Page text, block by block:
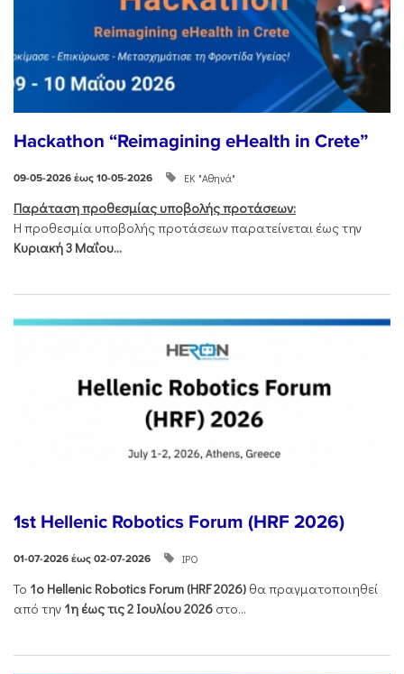
Hackathon “Reimagining eHealth in Crete”
09-05-2026 έως 10-05-2026 ΕΚ "Αθηνά"
Παράταση προθεσμίας υποβολής προτάσεων:
Η προθεσμία υποβολής προτάσεων παρατείνεται έως την
Κυριακή 3 Μαΐου...
1st Hellenic Robotics Forum (HRF 2026)
01-07-2026 έως 02-07-2026 ΙΡΟ
Το 1ο Hellenic Robotics Forum (HRF2026) θα πραγματοποιηθεί
από την 1η έως τις 2 Ιουλίου 2026 στο...